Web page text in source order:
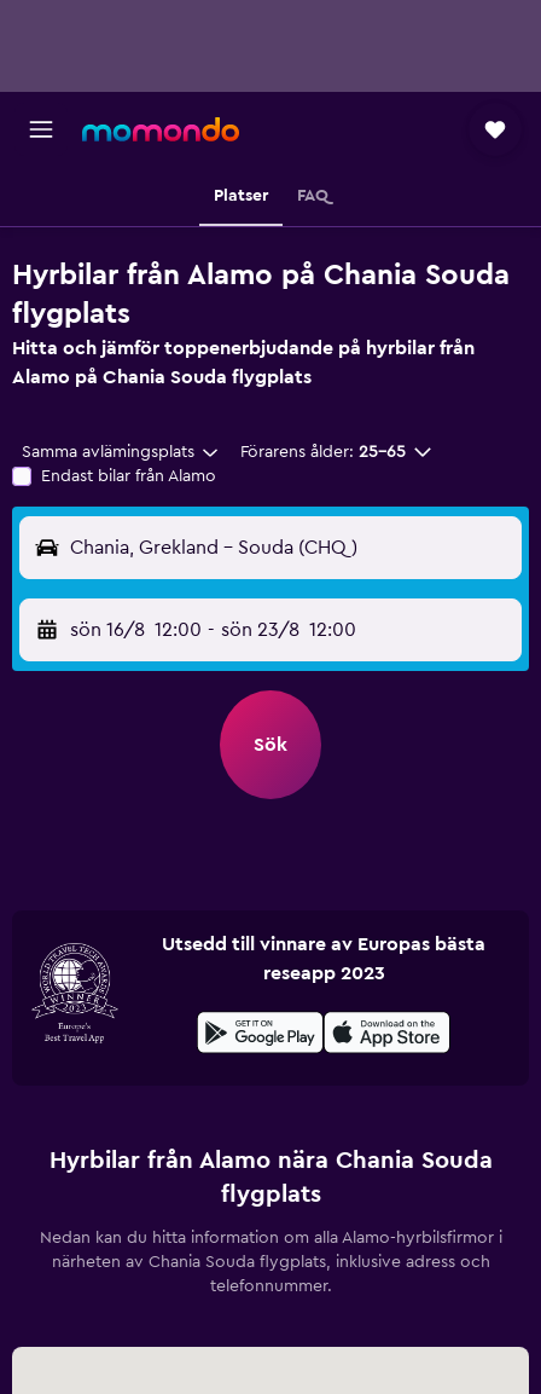
Platser FAQ
Hyrbilar från Alamo på Chania Souda
flygplats
Hitta och jämför toppenerbjudande på hyrbilar från
Alamo på Chania Souda flygplats
Samma avlämingsplats Förarens ålder: 25-65
Endast bilar från Alamo
Chania, Grekland - Souda (CHQ)
sön 16/8 12:00 - sön 23/8 12:00
Sök
Utsedd till vinnare av Europas bästa
reseapp 2023
Hyrbilar från Alamo nära Chania Souda
flygplats
Nedan kan du hitta information om alla Alamo-hyrbilsfirmor i
närheten av Chania Souda flygplats, inklusive adress och
telefonnummer.